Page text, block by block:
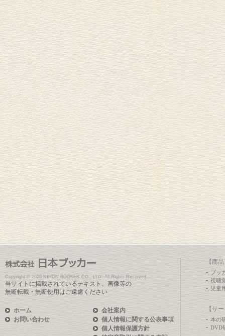
Copyright © 2026 NIHON BOOKER CO., LTD. All Rights Reserved.
当サイトに掲載されているテキスト、画像等の
無断転載・無断使用はご遠慮ください
ホーム
お問い合わせ
会社案内
個人情報に関する公表事項
個人情報保護方針
【商
ブッ
視聴
児童
【サ
本の
DVD